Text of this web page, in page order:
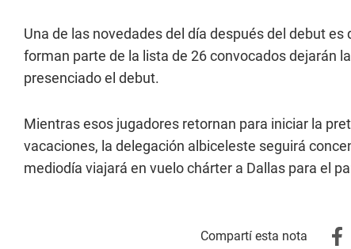
Una de las novedades del día después del debut
forman parte de la lista de 26 convocados dejarán
presenciado el debut.
Mientras esos jugadores retornan para iniciar la
vacaciones, la delegación albiceleste seguirá
mediodía viajará en vuelo chárter a Dallas para el